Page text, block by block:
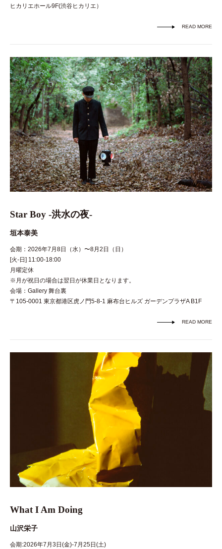
ヒカリエホール9F(渋谷ヒカリエ）
READ MORE
Star Boy -洪水の夜-
垣本泰美
会期：2026年7月8日（水）〜8月2日（日）
[火-日] 11:00-18:00
月曜定休
※月が祝日の場合は翌日が休業日となります。
会場：Gallery 舞台裏
〒105-0001 東京都港区虎ノ門5-8-1 麻布台ヒルズ ガーデンプラザA B1F
READ MORE
What I Am Doing
山沢栄子
会期:2026年7月3日(金)-7月25日(土)